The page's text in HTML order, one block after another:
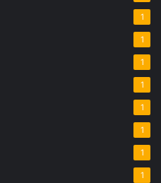
1
1
1
1
1
1
1
1